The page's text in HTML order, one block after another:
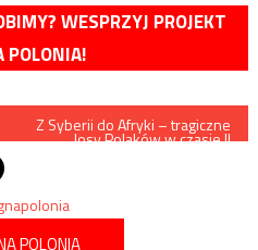
WESPRZYJ PROJEKT
POLONIA!
Z Syberii do Afryki – tragiczne
losy Polaków w czasie II
POLONIA